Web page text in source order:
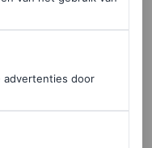
advertenties door